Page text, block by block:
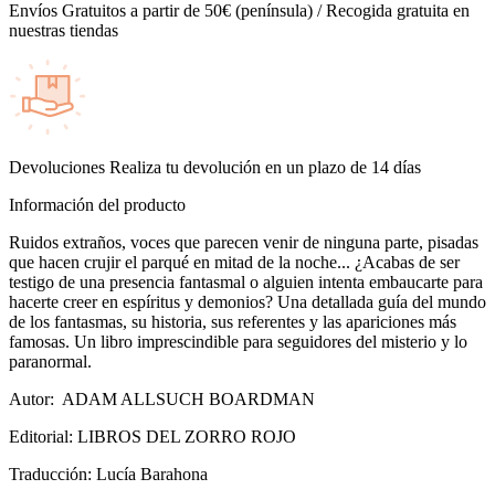
Envíos Gratuitos a partir de 50€ (península) / Recogida gratuita en
nuestras tiendas
Devoluciones Realiza tu devolución en un plazo de 14 días
Información del producto
Ruidos extraños, voces que parecen venir de ninguna parte, pisadas
que hacen crujir el parqué en mitad de la noche... ¿Acabas de ser
testigo de una presencia fantasmal o alguien intenta embaucarte para
hacerte creer en espíritus y demonios? Una detallada guía del mundo
de los fantasmas, su historia, sus referentes y las apariciones más
famosas. Un libro imprescindible para seguidores del misterio y lo
paranormal.
Autor: ADAM ALLSUCH BOARDMAN
Editorial: LIBROS DEL ZORRO ROJO
Traducción: Lucía Barahona